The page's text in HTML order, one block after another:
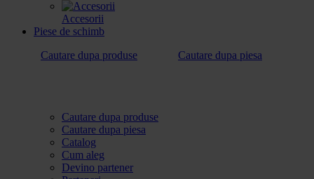
Accesorii
Piese de schimb
Cautare dupa produse
Cautare dupa piesa
Cautare dupa produse
Cautare dupa piesa
Catalog
Cum aleg
Devino partener